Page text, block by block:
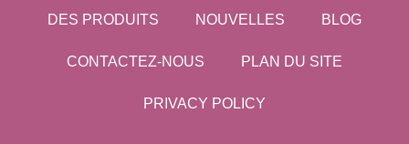
DES PRODUITS NOUVELLES BLOG
CONTACTEZ-NOUS PLAN DU SITE
PRIVACY POLICY